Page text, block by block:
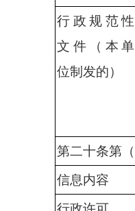
行政 规范性
文件（本单
位制发的）
第二十条第
信息内容